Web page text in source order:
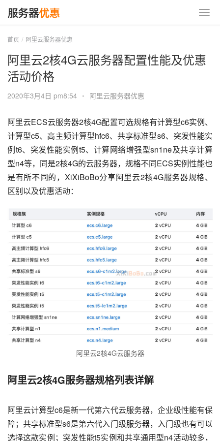
首页 阿里云服务器优惠
阿里云2核4G云服务器配置性能及优惠
活动价格
2020年3月4日 pm8:54 • 阿里云服务器优惠
阿里云ECS云服务器2核4G配置可选规格有计算型c6实例、
计算型c5、高主频计算型hfc6、共享标准型s6、突发性能实
例t6、突发性能实例t5、计算网络增强型sn1ne及共享计算
型n4等，同是2核4G的云服务器，规格不同ECS实例性能也
是有所不同的，XiXiBoBo分享阿里云2核4G服务器规格、
区别以及优惠活动：
阿里云2核4G云服务器
阿里云2核4G服务器规格列表详解
阿里云计算型c6是新一代第六代云服务器，企业级性能有保
障；共享标准型s6是第六代入门级服务器，入门级也有可以
选择这款实例；突发性能t5实例和共享通用型n4活动较多，